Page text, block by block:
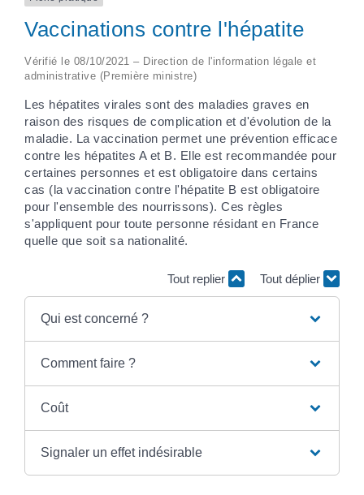
Vaccinations contre l'hépatite
Vérifié le 08/10/2021 – Direction de l'information légale et
administrative (Première ministre)
Les hépatites virales sont des maladies graves en
raison des risques de complication et d'évolution de la
maladie. La vaccination permet une prévention efficace
contre les hépatites A et B. Elle est recommandée pour
certaines personnes et est obligatoire dans certains
cas (la vaccination contre l'hépatite B est obligatoire
pour l'ensemble des nourrissons). Ces règles
s'appliquent pour toute personne résidant en France
quelle que soit sa nationalité.
Tout replier Tout déplier
Qui est concerné ?
Comment faire ?
Coût
Signaler un effet indésirable